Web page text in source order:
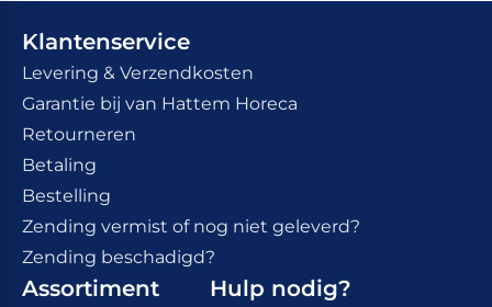
Klantenservice
Levering & Verzendkosten
Garantie bij van Hattem Horeca
Retourneren
Betaling
Bestelling
Zending vermist of nog niet geleverd?
Zending beschadigd?
Assortiment Hulp nodig?